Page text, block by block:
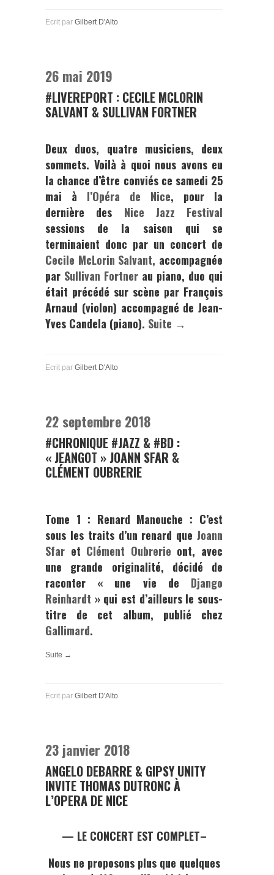
Ecrit par Gilbert D'Alto
26 mai 2019
#LIVEREPORT : CECILE MCLORIN
SALVANT & SULLIVAN FORTNER
Deux duos, quatre musiciens, deux
sommets. Voilà à quoi nous avons eu
la chance d’être conviés ce samedi 25
mai à l’Opéra de Nice, pour la
dernière des
Nice Jazz Festival
sessions de la saison qui se
terminaient donc par un concert de
Cecile McLorin Salvant, accompagnée
par Sullivan Fortner au piano, duo qui
était précédé sur scène par François
Arnaud (violon) accompagné de Jean-
Yves Candela (piano). Suite →
Ecrit par Gilbert D'Alto
22 septembre 2018
#CHRONIQUE #JAZZ & #BD :
« JEANGOT » JOANN SFAR &
CLÉMENT OUBRERIE
Tome 1 : Renard Manouche : C’est
sous les traits d’un renard que Joann
Sfar et Clément Oubrerie ont, avec
une grande originalité, décidé de
raconter « une vie de Django
Reinhardt » qui est d’ailleurs le sous-
titre de cet album, publié chez
Gallimard.
Suite →
Ecrit par Gilbert D'Alto
23 janvier 2018
ANGELO DEBARRE & GIPSY UNITY
INVITE THOMAS DUTRONC À
L’OPERA DE NICE
— LE CONCERT EST COMPLET–
Nous ne proposons plus que quelques